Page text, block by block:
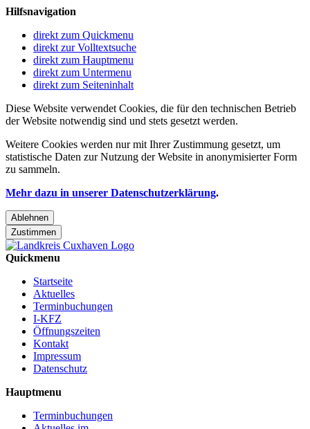
Hilfsnavigation
direkt zum Quickmenu
direkt zur Volltextsuche
direkt zum Hauptmenu
direkt zum Untermenu
direkt zum Seiteninhalt
Diese Website verwendet Cookies, die für den technischen Betrieb
der Website notwendig sind und stets gesetzt werden.
Weitere Cookies werden nur mit Ihrer Zustimmung gesetzt, um
statistische Daten zur Nutzung der Website in anonymisierter Form
zu sammeln.
Mehr dazu in unserer Datenschutzerklärung.
Ablehnen
Zustimmen
Quickmenu
Startseite
Aktuelles
Terminbuchungen
I-KFZ
Öffnungszeiten
Kontakt
Impressum
Datenschutz
Hauptmenu
Terminbuchungen